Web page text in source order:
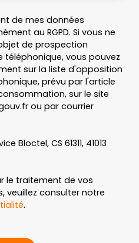
de mes données
au RGPD. Si vous ne
de prospection
vous pouvez
sur la liste d'opposition
prévu par l'article
sur le site
ou par courrier
Bloctel, CS 61311, 41013
le traitement de vos
veuillez consulter notre
.